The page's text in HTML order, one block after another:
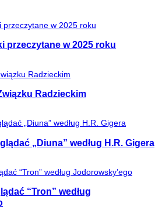
przeczytane w 2025 roku
Radzieckim
„Diuna” według H.R. Gigera
“Tron” według